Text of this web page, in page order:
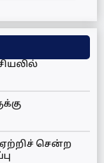
ஏற்றிச் சென்ற